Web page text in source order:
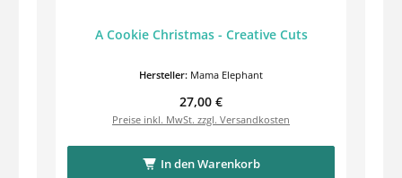
A Cookie Christmas - Creative Cuts
Hersteller: Mama Elephant
Regulärer Preis:
27,00 €
Preise inkl. MwSt. zzgl. Versandkosten
In den Warenkorb